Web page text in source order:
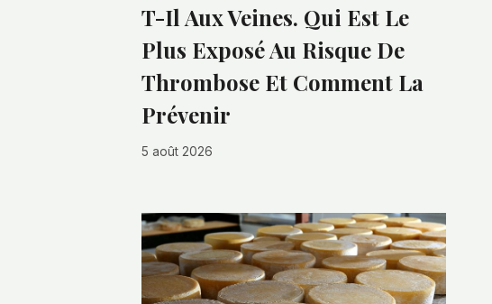
T-Il Aux Veines. Qui Est Le
Plus Exposé Au Risque De
Thrombose Et Comment La
Prévenir
5 août 2026